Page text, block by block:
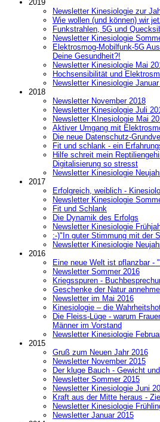
2019
Newsletter Kinesiologie zur
Wie wollen (und können) wir
Funkstrahlen, 5G und
Newsletter Kinesiologie
Elektrosmog-Mobilfunk-5G
Deine Gesundheit?!
Newsletter Kinesiologie Mai
Hochsensibilität und
Newsletter Kinesiologie
2018
Newsletter November 2018
Newsletter Kinesiologie Juli
Newsletter KInesiologie Mai
Aktiver Umgang mit
Die neue Datenschutz-
Fit und schlank - ein
Hilfe schreit mein
Digitalisierung so stresst
Newsletter Kinesiologie
2017
Erfolgreich, weiblich -
Newsletter Kinesiologie
Fit und Schlank
Die Dynamik des Erfolgs
Newsletter Kinesiologie
:-)"In guter Stimmung mit der
Newsletter Kinesiologie
2016
Eine neue Welt ist pflanzbar -
Newsletter Sommer 2016
Kriegsspuren -
Geschenke der Natur
Newsletter im Mai 2016
Kinesiologie – die
Die Fleiss-Lüge - warum
Männer im Vorstand
Newsletter Kinesiologie
2015
Gruß zum Neuen Jahr 2016
Newsletter November 2015
Der kluge Bauch - Gewicht
Newsletter Sommer 2015
Newsletter Kinesiologie Juni
Kraft aus der Mitte heraus -
Newsletter Kinesiologie
Newsletter Januar 2015